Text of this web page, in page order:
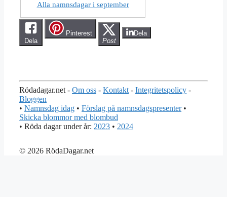
Alla namnsdagar i september
Dela
Pinterest
Post
Dela
Rödadagar.net - Om oss - Kontakt - Integritetspolicy -
Bloggen
• Namnsdag idag • Förslag på namnsdagspresenter•
Skicka blommor med blombud
• Röda dagar under år: 2023 • 2024
© 2026 RödaDagar.net